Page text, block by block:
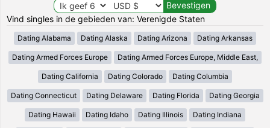
Vind singles in de gebieden van: Verenigde Staten
Dating Alabama Dating Alaska Dating Arizona Dating Arkansas
Dating Armed Forces Europe Dating Armed Forces Europe, Middle East,
Dating California Dating Colorado Dating Columbia
Dating Connecticut Dating Delaware Dating Florida Dating Georgia
Dating Hawaii Dating Idaho Dating Illinois Dating Indiana